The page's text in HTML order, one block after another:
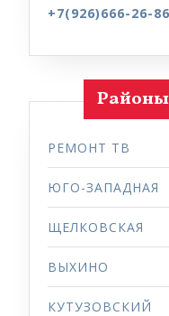
+7(926)666-26-86
РЕМОНТ ТВ
ЮГО-ЗАПАДНАЯ
ЩЕЛКОВСКАЯ
ВЫХИНО
КУТУЗОВСКИЙ